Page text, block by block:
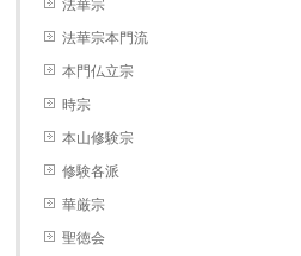
法華宗
法華宗本門流
本門仏立宗
時宗
本山修験宗
修験各派
華厳宗
聖徳会